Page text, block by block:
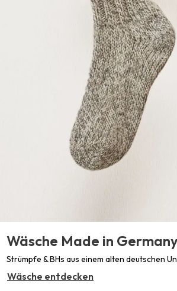
Wäsche Made in
Strümpfe & BHs aus einem alten deutschen
Wäsche entdecken